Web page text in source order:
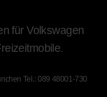
für Volkswagen
Tel.: 089 48001-730